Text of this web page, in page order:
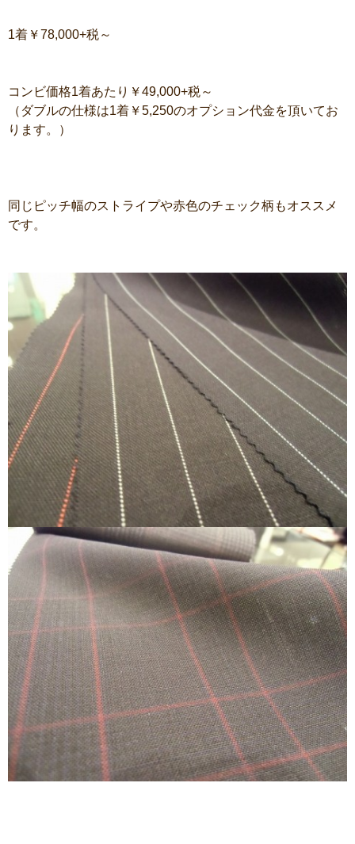
1着￥78,000+税～
コンビ価格1着あたり￥49,000+税～
（ダブルの仕様は1着￥5,250のオプション代金を頂いてお
ります。）
同じピッチ幅のストライプや赤色のチェック柄もオススメ
です。